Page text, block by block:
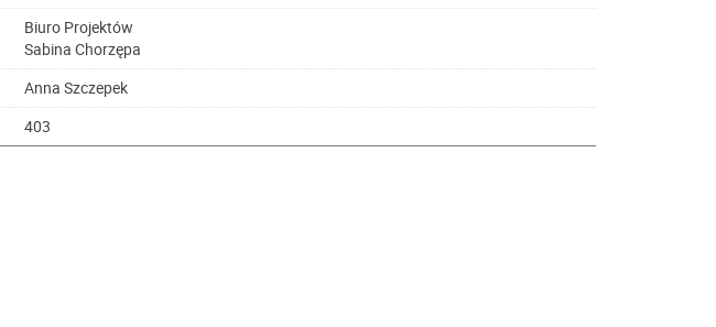
Biuro Projektów
Sabina Chorzępa
Anna Szczepek
403